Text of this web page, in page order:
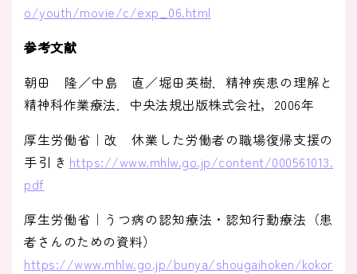
o/youth/movie/c/exp_06.html
参考文献
朝田 隆／中島 直／堀田英樹．精神疾患の理解と
精神科作業療法．中央法規出版株式会社，2006年
厚生労働省｜改 休業した労働者の職場復帰支援の
手引き https://www.mhlw.go.jp/content/000561013.
pdf
厚生労働省｜うつ病の認知療法・認知行動療法（患
者さんのための資料）
https://www.mhlw.go.jp/bunya/shougaihoken/kokor